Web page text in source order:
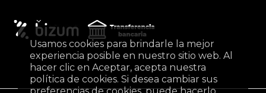
Usamos cookies para brindarle la mejor
experiencia posible en nuestro sitio web. Al
hacer clic en Aceptar, acepta nuestra
política de cookies. Si desea cambiar sus